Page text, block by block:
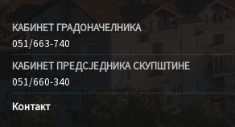
КАБИНЕТ ГРАДОНАЧЕЛНИКА
051/663-740
КАБИНЕТ ПРЕДСЈЕДНИКА СКУПШТИНЕ
051/660-340
Контакт